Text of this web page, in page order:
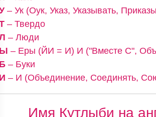
– Ук (Оук, Указ, Указывать,
– Твердо
– Люди
Ы – Еры (ЙИ = И) И ("Вместе С",
Б – Буки
И – И (Объединение, Соединять,
Имя Кутлыби на